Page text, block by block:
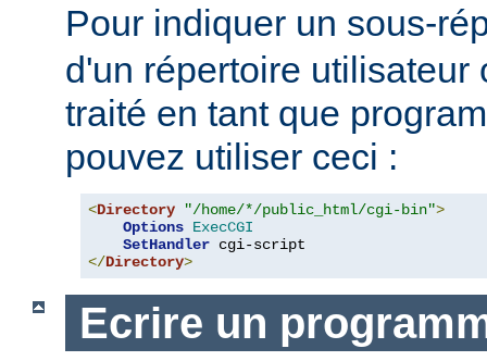
Pour indiquer un sous-
d'un répertoire utilisateur
traité en tant que
pouvez utiliser ceci :
<Directory "/home/*/public_html/cgi-bin">
Options ExecCGI
SetHandler
</Directory>
Ecrire un